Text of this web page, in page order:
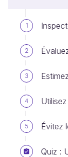
1
2
3
4
5 Évitez
Quiz :